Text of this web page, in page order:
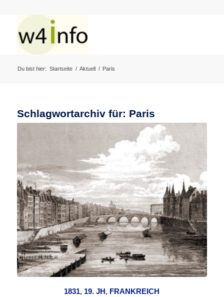
Du bist hier: Startseite / Aktuell / Paris
Schlagwortarchiv für: Paris
1831, 19. JH, FRANKREICH